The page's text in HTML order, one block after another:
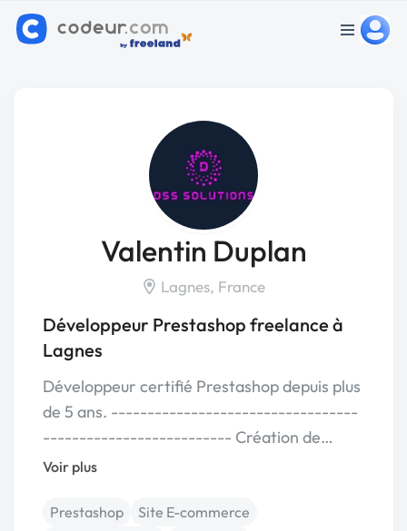
Valentin Duplan
Lagnes, France
Développeur Prestashop freelance à
Lagnes
Développeur certifié Prestashop depuis plus
de 5 ans. ----------------------------------
-------------------------- Création de…
Voir plus
Prestashop
Site E-commerce